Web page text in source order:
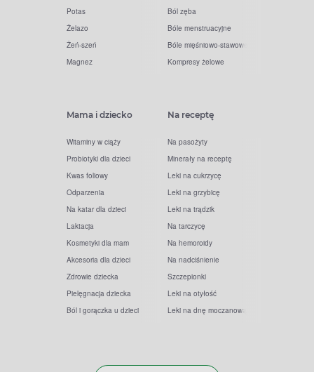
Potas
Żelazo
Żeń-szeń
Magnez
Ból zęba
Bóle menstruacyjne
Bóle mięśniowo-stawowe
Kompresy żelowe
Mama i dziecko
Witaminy w ciąży
Probiotyki dla dzieci
Kwas foliowy
Odparzenia
Na katar dla dzieci
Laktacja
Kosmetyki dla mam
Akcesoria dla dzieci
Zdrowie dziecka
Pielęgnacja dziecka
Ból i gorączka u dzieci
Na receptę
Na pasożyty
Minerały na receptę
Leki na cukrzycę
Leki na grzybicę
Leki na trądzik
Na tarczycę
Na hemoroidy
Na nadciśnienie
Szczepionki
Leki na otyłość
Leki na dnę moczanową